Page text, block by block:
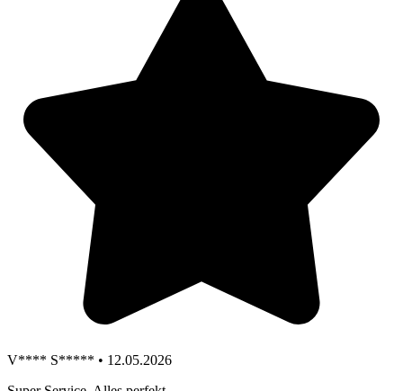
V**** S***** • 12.05.2026